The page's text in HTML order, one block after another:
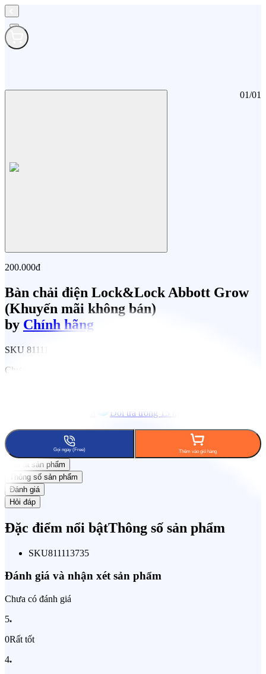
Bàn chải điện Lock&Lock Abbott Grow (Khuyến mãi không bán)
01/01
200.000đ
Bàn chải điện Lock&Lock Abbott Grow
(Khuyến mãi không bán)
by Chính hãng
SKU 811113735
Chưa có đánh giá
Đổi trả trong 15 ngày
Gọi ngay (Free) Thêm vào giỏ hàng
Mô tả sản phẩm
Thông số sản phẩm
Đánh giá
Hỏi đáp
Đặc điểm nổi bậtThông số sản phẩm
SKU811113735
Đánh giá và nhận xét sản phẩm
Chưa có đánh giá
5
0Rất tốt
4